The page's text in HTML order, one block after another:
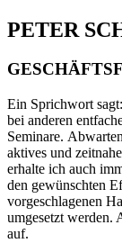
PETER
Ein Sprichwort
bei anderen
Seminare.
aktives und
erhalte ich auch
den gewünschten
vorgeschlagenen
umgesetzt werden.
auf.